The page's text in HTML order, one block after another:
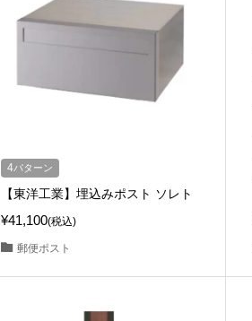
4パターン
【東洋工業】埋込みポスト ソレト
¥41,100(税込)
郵便ポスト